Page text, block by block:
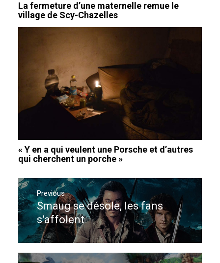
La fermeture d’une maternelle remue le
village de Scy-Chazelles
« Y en a qui veulent une Porsche et d’autres
qui cherchent un porche »
Navigation
de
l’article
Previous
Previous
post:
Smaug se désole, les fans
s’affolent